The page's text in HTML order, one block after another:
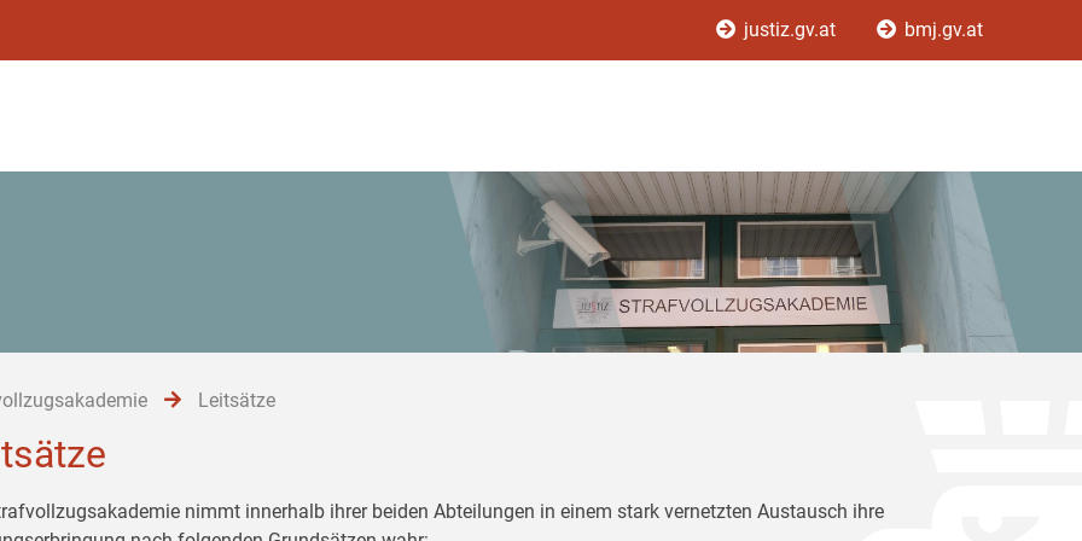
justiz.gv.at bmj.gv.at
Leitsätze
nimmt innerhalb ihrer beiden Abteilungen in einem stark vernetzten Austausch ihre